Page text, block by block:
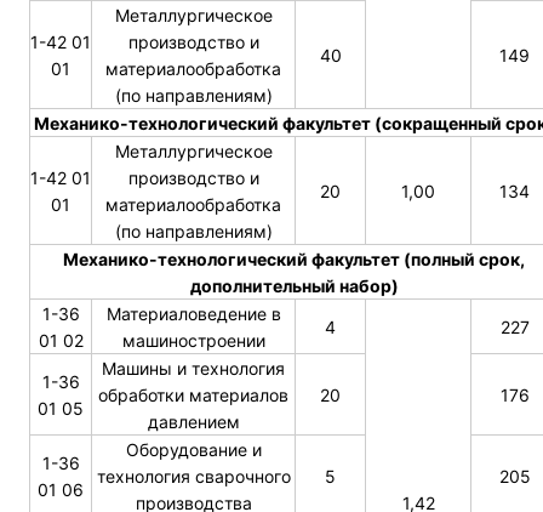
1-42 01
01
Металлургическое
производство и
материалообработка
(по направлениям)
40 149
Механико-технологический факультет (сокращенный
1-42 01
01
Металлургическое
производство и
материалообработка
(по направлениям)
20 1,00 134
Механико-технологический факультет (полный срок,
дополнительный набор)
1-36
01 02
Материаловедение в
машиностроении
4
1,42
227
1-36
01 05
Машины и технология
обработки материалов
давлением
20 176
1-36
01 06
Оборудование и
технология сварочного
производства
5 205